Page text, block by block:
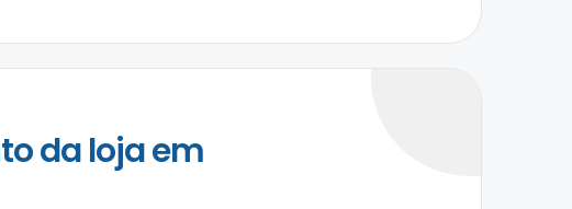
da loja em